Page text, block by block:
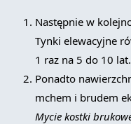
Następnie w
Tynki elewacyjne
1 raz na 5 do 10 lat.
Ponadto
mchem i brudem
Mycie kostki